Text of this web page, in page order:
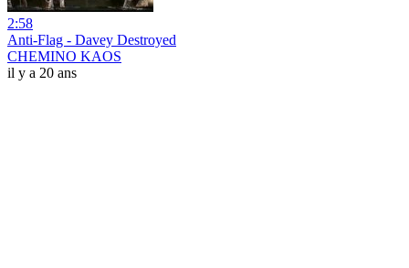
2:58
Anti-Flag - Davey Destroyed
CHEMINO KAOS
il y a 20 ans